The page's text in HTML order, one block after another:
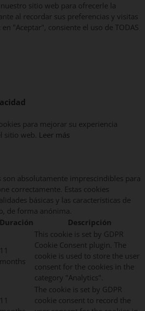
sitio web para ofrecerle la
al recordar sus preferencias y visitas
"Aceptar", consiente el uso de TODAS
para mejorar su experiencia
sitio web. Leer más
son absolutamente imprescindibles para
correctamente. Estas cookies
básicas y las características de
de forma anónima.
Duración Descripción
11
months
This cookie is set by GDPR
Cookie Consent plugin. The
cookie is used to store the user
consent for the cookies in the
category "Analytics".
11
The cookie is set by GDPR
cookie consent to record the